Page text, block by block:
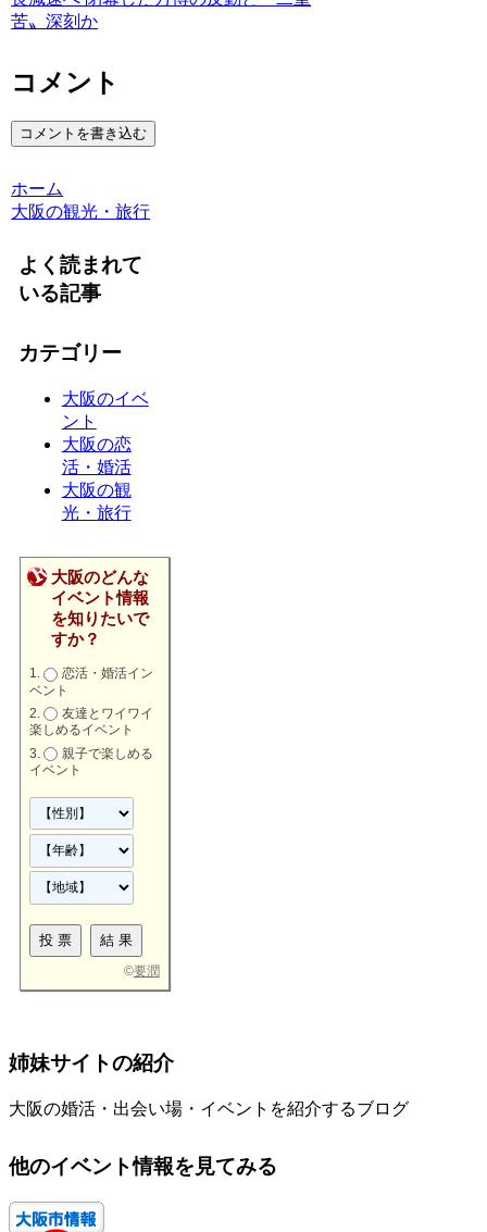
苦〟深刻か
コメント
コメントを書き込む
ホーム
大阪の観光・旅行
よく読まれて
いる記事
カテゴリー
大阪のイベ
ント
大阪の恋
活・婚活
大阪の観
光・旅行
大阪のどんな
イベント情報
を知りたいで
すか？
恋活・婚活イン
ベント
友達とワイワイ
楽しめるイベント
親子で楽しめる
イベント
©要潤
姉妹サイトの紹介
大阪の婚活・出会い場・イベントを紹介するブログ
他のイベント情報を見てみる